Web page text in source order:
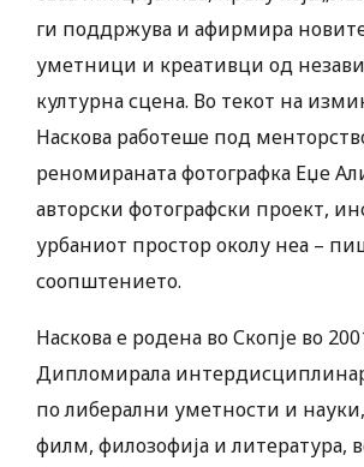
ги поддржува и афирмира
уметници и креативци од
културна сцена. Во текот на
Наскова работеше под
реномираната фотографка Еџе
авторски фотографски проект,
урбаниот простор околу неа –
соопштението.
Наскова е родена во Скопје во
Дипломирала
по либерални уметности и
филм, филозофија и литература,